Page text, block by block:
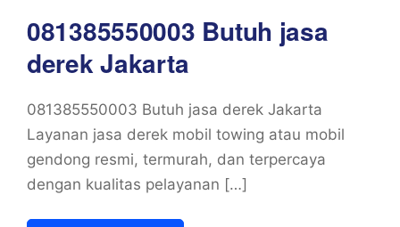
081385550003 Butuh jasa
derek Jakarta
081385550003 Butuh jasa derek Jakarta
Layanan jasa derek mobil towing atau mobil
gendong resmi, termurah, dan terpercaya
dengan kualitas pelayanan […]